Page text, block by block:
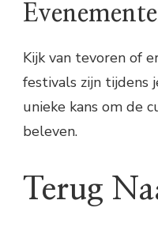
Kijk van tevoren of
festivals zijn tijdens
unieke kans om de
beleven.
Terug